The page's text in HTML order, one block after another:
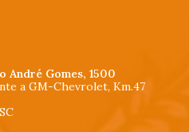
André Gomes, 1500
a GM-Chevrolet, Km.47